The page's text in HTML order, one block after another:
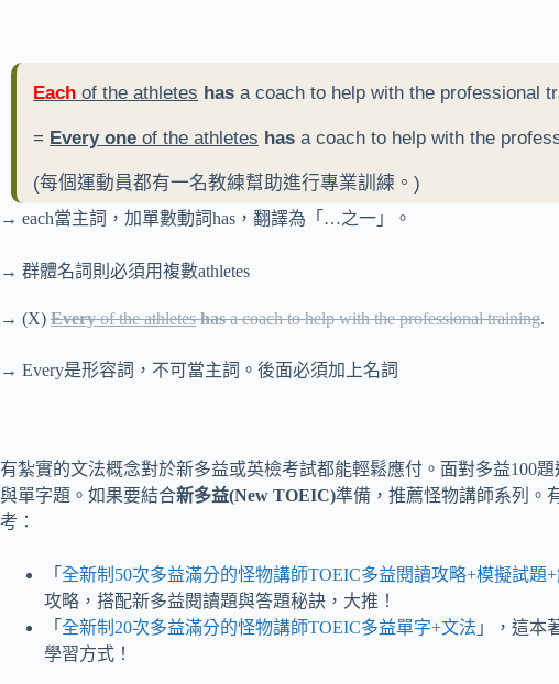
Each of the athletes has a coach to help with the professional
= Every one of the athletes has a coach to help with the
(每個運動員都有一名教練幫助進行專業訓練。)
→ each當主詞，加單數動詞has，翻譯為「…之一」。
→ 群體名詞則必須用複數athletes
→ (X) Everyof the athletes hasa coach to help with the professional training.
→ Every是形容詞，不可當主詞。後面必須加上名詞
有紮實的文法概念對於新多益或英檢考試都能輕鬆應付。面對多益100
與單字題。如果要結合新多益(New TOEIC)準備，推薦怪物講師系列。
考：
「 全新制50次多益滿分的怪物講師TOEIC多益閱讀攻略+模擬試題
攻略，搭配新多益閱讀題與答題秘訣，大推！
「 全新制20次多益滿分的怪物講師TOEIC多益單字+文法 」，這本
學習方式！